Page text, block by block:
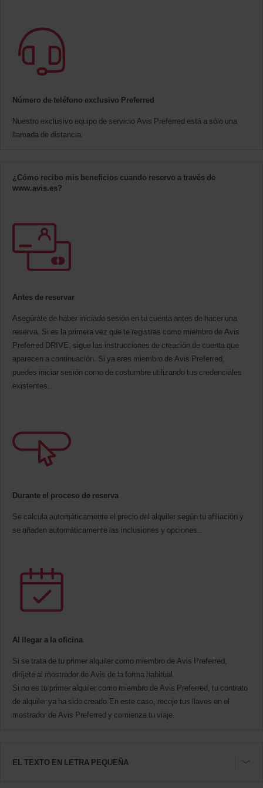
Número de teléfono exclusivo Preferred
Nuestro exclusivo equipo de servicio Avis Preferred está a sólo una
llamada de distancia.
¿Cómo recibo mis beneficios cuando reservo a través de
www.avis.es?
Antes de reservar
Asegúrate de haber iniciado sesión en tu cuenta antes de hacer una
reserva. Si es la primera vez que te registras como miembro de Avis
Preferred DRIVE, sigue las instrucciones de creación de cuenta que
aparecen a continuación. Si ya eres miembro de Avis Preferred,
puedes iniciar sesión como de costumbre utilizando tus credenciales
existentes..
Durante el proceso de reserva
Se calcula automáticamente el precio del alquiler según tu afiliación y
se añaden automáticamente las inclusiones y opciones..
Al llegar a la oficina
Si se trata de tu primer alquiler como miembro de Avis Preferred,
diríjete al mostrador de Avis de la forma habitual.
Si no es tu primer alquiler como miembro de Avis Preferred, tu contrato
de alquiler ya ha sido creado.En este caso, recoje tus llaves en el
mostrador de Avis Preferred y comienza tu viaje.
EL TEXTO EN LETRA PEQUEÑA